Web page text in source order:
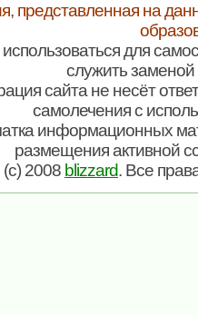
представленная на
для
служить заменой
сайта не несёт
самолечения с
информационных
размещения активной
(c) 2008 blizzard. Все